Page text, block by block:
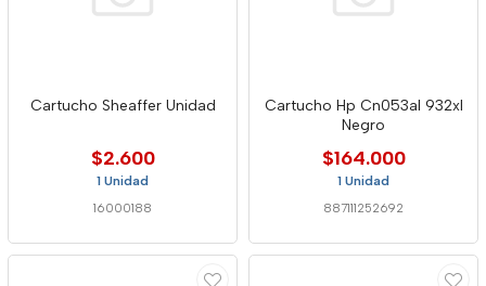
Cartucho Sheaffer Unidad
$2.600
1 Unidad
16000188
Cartucho Hp Cn053al 932xl
Negro
$164.000
1 Unidad
887111252692